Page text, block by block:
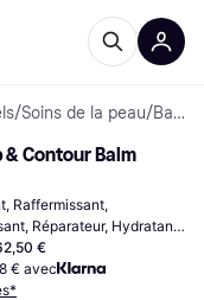
/Soins de la peau/ Baumes à lèvres
Contour Balm
Raffermissant,
Réparateur, Hydratant,
Vitamine E
€
€ avec